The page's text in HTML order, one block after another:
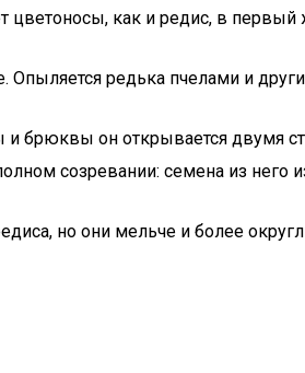
цветоносы, как и редис, в первый
редька пчелами и
брюквы он открывается двумя
созревании: семена из него
но они мельче и более